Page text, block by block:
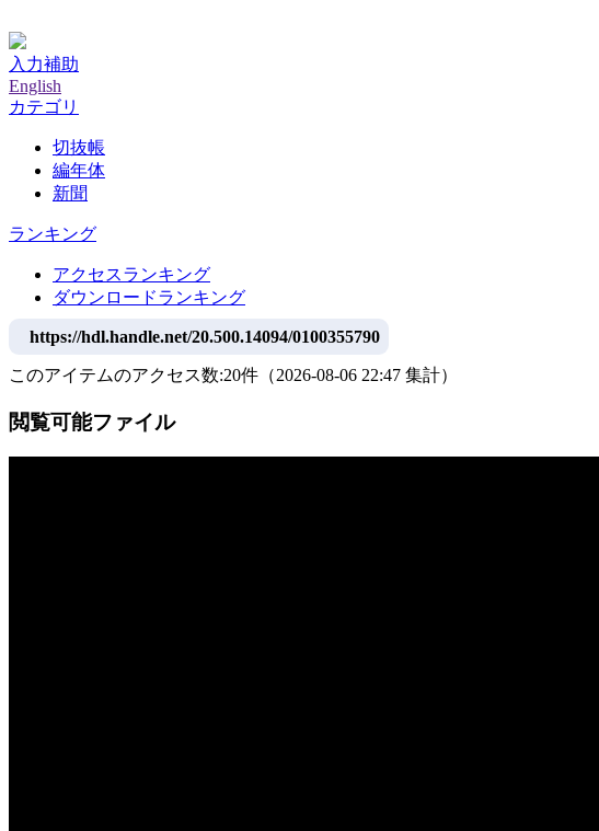
入力補助
English
カテゴリ
切抜帳
編年体
新聞
ランキング
アクセスランキング
ダウンロードランキング
https://hdl.handle.net/20.500.14094/0100355790
このアイテムのアクセス数:20件 （2026-08-06 22:47 集計）
閲覧可能ファイル